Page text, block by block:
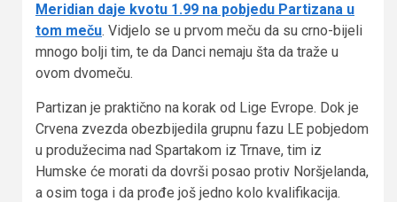
Meridian daje kvotu 1.99 na pobjedu Partizana u
tom meču. Vidjelo se u prvom meču da su crno-bijeli
mnogo bolji tim, te da Danci nemaju šta da traže u
ovom dvomeču.
Partizan je praktično na korak od Lige Evrope. Dok je
Crvena zvezda obezbijedila grupnu fazu LE pobjedom
u produžecima nad Spartakom iz Trnave, tim iz
Humske će morati da dovrši posao protiv Noršjelanda,
a osim toga i da prođe još jedno kolo kvalifikacija.